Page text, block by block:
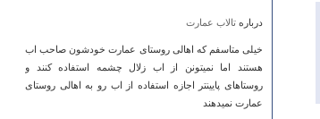
درباره تالاب عمارت
خیلی متاسفم که اهالی روستای عمارت خودشون صاحب اب
هستند اما نمیتونن از اب زلال چشمه استفاده کنند و
روستاهای پایینتر اجازه استفاده از اب رو به اهالی روستای
عمارت نمیدهند